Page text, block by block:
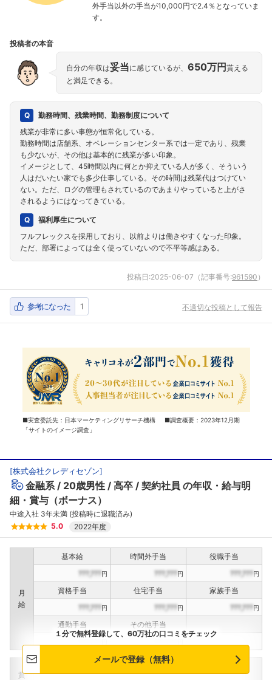
外手当以外の手当が10,000円で2.4％となっていま
す。
投稿者の本音
自分の年収は妥当に感じているが、 650万円 貰える
と満足できる。
勤務時間、残業時間、勤務制度について
残業が非常に多い事態が恒常化している。
勤務時間は店舗系、オペレーションセンター系では一定であり、残業
も少ないが、その他は基本的に残業が多い印象。
イメージとして、45時間以内に何とか抑えている人が多く、そういう
人はだいたい家でも多少仕事している。その時間は残業代はつけてい
ない。ただ、ログの管理もされているのであまりやっていると上がさ
されるようにはなってきている。
福利厚生について
フルフレックスを採用しており、以前よりは働きやすくなった印象。
ただ、部署によっては全く使っていないので不平等感はある。
投稿日:2025-06-07 （記事番号:961590 ）
参考になった 1 不適切な投稿として報告
■実査委託先：日本マーケティングリサーチ機構 ■調査概要：2023年12月期
「サイトのイメージ調査」
[株式会社クレディセゾン]
金融系 20歳男性 高卒 契約社員 の年収・給与明
細・賞与（ボーナス）
中途入社 3年未満 (投稿時に退職済み)
5.0
2022年度
月
給
基本給 時間外手当
役職手当
???,???円 ???,???円 ???,???円
資格手当 住宅手当
家族手当
???,???円 ???,???円 ???,???円
通勤手当
その他手当
賞 インセンティブ賞与
決算賞与
１分で無料登録して、60万社の口コミをチェック
メールで登録（無料）